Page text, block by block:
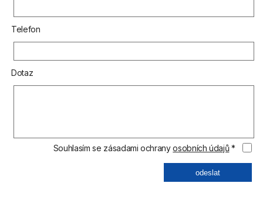
Telefon
Dotaz
Souhlasím se zásadami ochranyosobních údajů*
odeslat